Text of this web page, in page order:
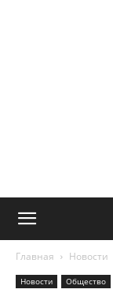
Главная Новости
Новости Общество